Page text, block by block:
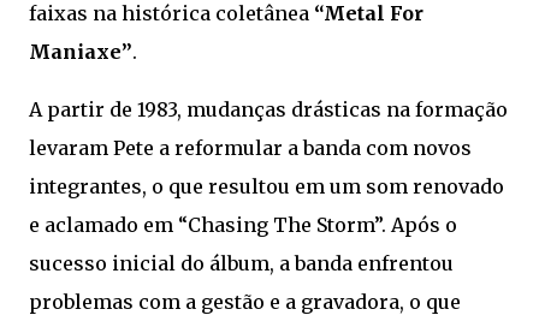
faixas na histórica coletânea “Metal For
Maniaxe”.
A partir de 1983, mudanças drásticas na formação
levaram Pete a reformular a banda com novos
integrantes, o que resultou em um som renovado
e aclamado em “Chasing The Storm”. Após o
sucesso inicial do álbum, a banda enfrentou
problemas com a gestão e a gravadora, o que